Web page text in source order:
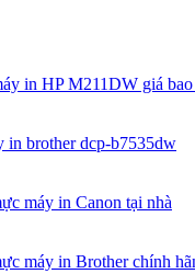
in HP M211DW giá bao
in brother dcp-b7535dw
máy in Canon tại nhà
máy in Brother chính